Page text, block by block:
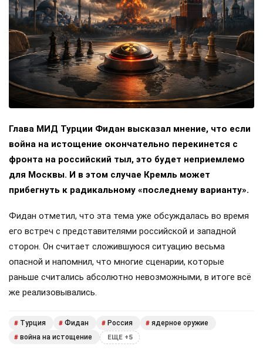
Глава МИД Турции Фидан высказал мнение, что если
война на истощение окончательно перекинется с
фронта на российский тыл, это будет неприемлемо
для Москвы. И в этом случае Кремль может
прибегнуть к радикальному «последнему варианту».
Фидан отметил, что эта тема уже обсуждалась во время
его встреч с представителями российской и западной
сторон. Он считает сложившуюся ситуацию весьма
опасной и напомнил, что многие сценарии, которые
раньше считались абсолютно невозможными, в итоге всё
же реализовывались.
# Турция # Фидан # Россия # ядерное оружие
# война на истощение ЕЩЕ +5